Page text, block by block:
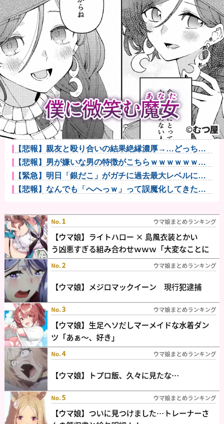
ワイ、「着衣おっばい」でしか抜けない体質になって
しまうｗｗｗ...
【悲報】粗品、永久追放ｗｗｗｗｗｗｗｗｗｗｗｗｗ
ｗｗ（証拠あ...
夫さん、妻に「天井のシミ数えてれば終わるでな」と
押し倒されて...
【悲報】Z世代「求刑7年のジャンポケ斎藤は口封じに
被害者殺し...
カープ大瀬良(2軍) 防御率4.31 WHIP1.39 QS...
【阪神対中日18回戦】8（遊） 熊谷 敬宥 8（捕） 加
藤...
フジテレビ「2026 FORMULA1 サマーブレイクSP」...
【京都大病院】誤って正常脳幹を摘出された女性､重篤
な植物状態...
すまん、マジのガチでウーバーが無理なんやが他
『リゼロ』面白すぎるんだが異端か？他
【悲報】親友と殴り合いの結果絶縁濃厚→…どっちが
悪いんだ？他
【悲報】男が嫌いな男の特徴がこちらｗｗｗｗｗｗｗ
ｗｗｗ
【緊急】明日「銀だこ」がガチに過去最大レベルに混
みそうwww...
【悲報】なんでも「へへっｗ」って誤魔化してきたワ